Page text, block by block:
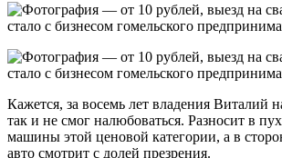
Кажется, за восемь лет владения Виталий
так и не смог налюбоваться. Разносит в
машины этой ценовой категории, а в
авто смотрит с долей презрения.